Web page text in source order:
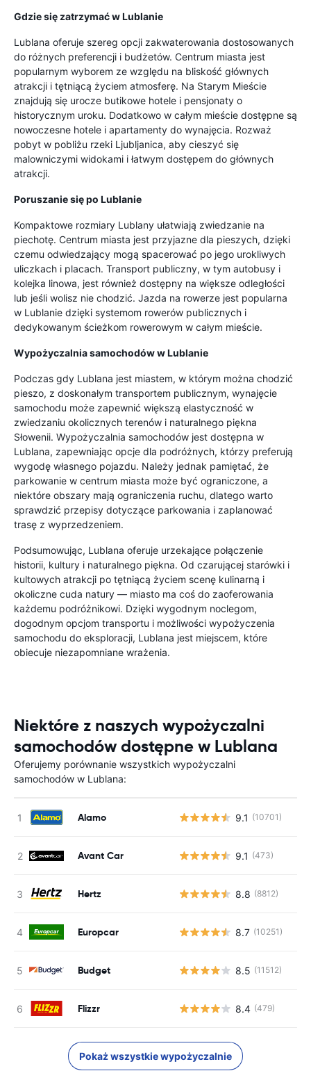
Gdzie się zatrzymać w Lublanie
Lublana oferuje szereg opcji zakwaterowania dostosowanych
do różnych preferencji i budżetów. Centrum miasta jest
popularnym wyborem ze względu na bliskość głównych
atrakcji i tętniącą życiem atmosferę. Na Starym Mieście
znajdują się urocze butikowe hotele i pensjonaty o
historycznym uroku. Dodatkowo w całym mieście dostępne są
nowoczesne hotele i apartamenty do wynajęcia. Rozważ
pobyt w pobliżu rzeki Ljubljanica, aby cieszyć się
malowniczymi widokami i łatwym dostępem do głównych
atrakcji.
Poruszanie się po Lublanie
Kompaktowe rozmiary Lublany ułatwiają zwiedzanie na
piechotę. Centrum miasta jest przyjazne dla pieszych, dzięki
czemu odwiedzający mogą spacerować po jego urokliwych
uliczkach i placach. Transport publiczny, w tym autobusy i
kolejka linowa, jest również dostępny na większe odległości
lub jeśli wolisz nie chodzić. Jazda na rowerze jest popularna
w Lublanie dzięki systemom rowerów publicznych i
dedykowanym ścieżkom rowerowym w całym mieście.
Wypożyczalnia samochodów w Lublanie
Podczas gdy Lublana jest miastem, w którym można chodzić
pieszo, z doskonałym transportem publicznym, wynajęcie
samochodu może zapewnić większą elastyczność w
zwiedzaniu okolicznych terenów i naturalnego piękna
Słowenii. Wypożyczalnia samochodów jest dostępna w
Lublana, zapewniając opcje dla podróżnych, którzy preferują
wygodę własnego pojazdu. Należy jednak pamiętać, że
parkowanie w centrum miasta może być ograniczone, a
niektóre obszary mają ograniczenia ruchu, dlatego warto
sprawdzić przepisy dotyczące parkowania i zaplanować
trasę z wyprzedzeniem.
Podsumowując, Lublana oferuje urzekające połączenie
historii, kultury i naturalnego piękna. Od czarującej starówki i
kultowych atrakcji po tętniącą życiem scenę kulinarną i
okoliczne cuda natury — miasto ma coś do zaoferowania
każdemu podróżnikowi. Dzięki wygodnym noclegom,
dogodnym opcjom transportu i możliwości wypożyczenia
samochodu do eksploracji, Lublana jest miejscem, które
obiecuje niezapomniane wrażenia.
Niektóre z naszych wypożyczalni
samochodów dostępne w Lublana
Oferujemy porównanie wszystkich wypożyczalni
samochodów w Lublana:
Alamo 9.1 (10701)
Avant Car 9.1 (473)
Hertz 8.8 (8812)
Europcar 8.7 (10251)
Budget 8.5 (11512)
Flizzr 8.4 (479)
Pokaż wszystkie wypożyczalnie